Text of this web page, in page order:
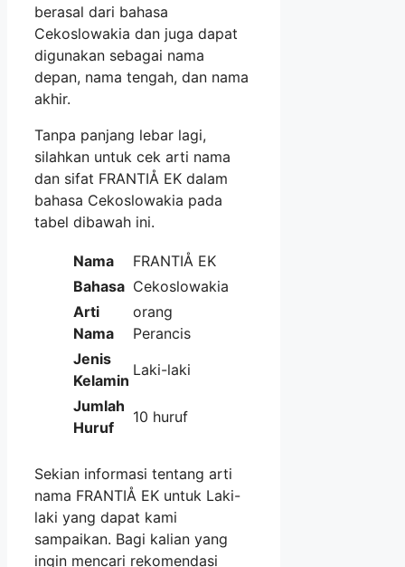
berasal dari bahasa
Cekoslowakia dan juga dapat
digunakan sebagai nama
depan, nama tengah, dan nama
akhir.
Tanpa panjang lebar lagi,
silahkan untuk cek arti nama
dan sifat FRANTIÅ EK dalam
bahasa Cekoslowakia pada
tabel dibawah ini.
Nama
FRANTIÅ EK
Bahasa Cekoslowakia
Arti
Nama
orang
Perancis
Jenis
Kelamin
Laki-laki
Jumlah
Huruf
10 huruf
Sekian informasi tentang arti
nama FRANTIÅ EK untuk Laki-
laki yang dapat kami
sampaikan. Bagi kalian yang
ingin mencari rekomendasi